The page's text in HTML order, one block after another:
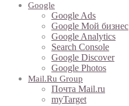
Google
Google Ads
Google Мой бизнес
Google Analytics
Search Console
Google Discover
Google Photos
Mail.ru Group
Почта Mail.ru
myTarget